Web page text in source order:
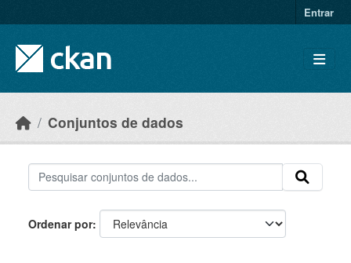
Entrar
Conjuntos de dados
Ordenar por